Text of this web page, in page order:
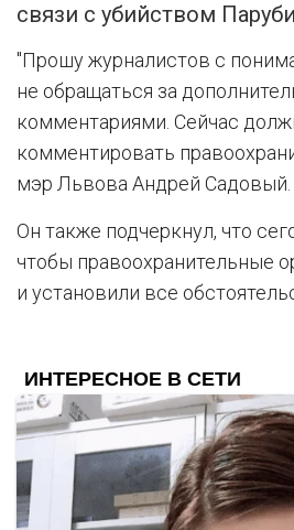
связи с убийством
"Прошу журналистов с
не обращаться за
комментариями. Сейчас
комментировать
мэр Львова Андрей Садовый.
Он также подчеркнул, что
чтобы правоохранительные
и установили все